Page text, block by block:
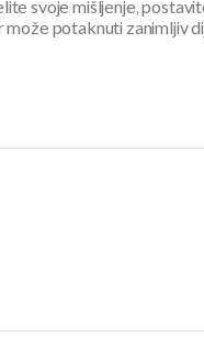
svoje mišljenje,
potaknuti zanimljiv